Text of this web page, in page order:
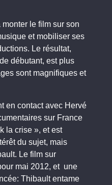
monter le film sur son
et mobiliser ses
Le résultat,
débutant, est plus
sont magnifiques et
en contact avec Hervé
sur France
la crise », et est
du sujet, mais
Le film sur
mai 2012, et une
Thibault entame